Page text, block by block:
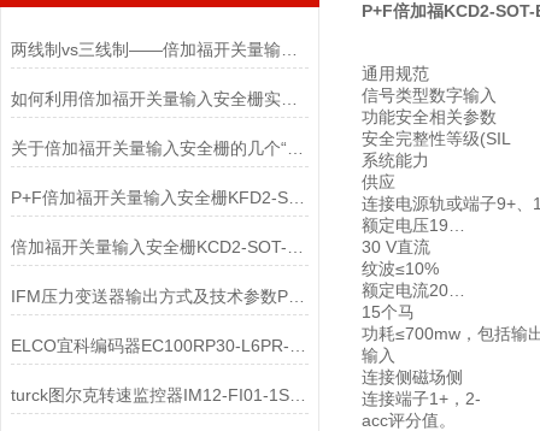
P+F倍加福开关量输入安全栅KFD2-SH-Ex1深度解析
IFM压力变送器输出方式及技术参数PT5500
turck图尔克转速监控器IM12-FI01-1SF-1I1R-C0/24VDC 7580225解析
P+F倍加福KCD2-
通用规范
信号类型数字输入
功能安全相关参数
安全完整性等级(SIL
系统能力
供应
连接电源轨或端子9+、
额定电压19…
30 V直流
纹波≤10%
额定电流20…
15个马
功耗≤700mw，包括输
输入
连接侧磁场侧
连接端子1+，2-
acc评分值。